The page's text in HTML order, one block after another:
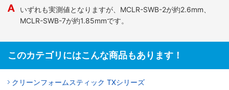
いずれも実測値となりますが、MCLR-SWB-2が約2.6mm、
MCLR-SWB-7が約1.85mmです。
このカテゴリにはこんな商品もあります！
クリーンフォームスティック TXシリーズ